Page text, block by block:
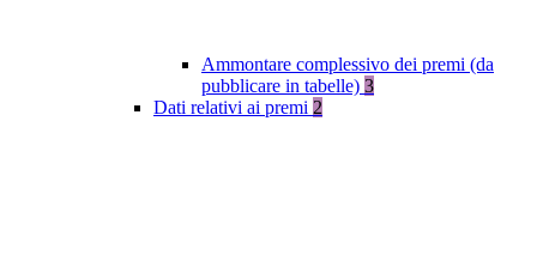
Ammontare complessivo dei premi (da
pubblicare in tabelle) 3
Dati relativi ai premi 2